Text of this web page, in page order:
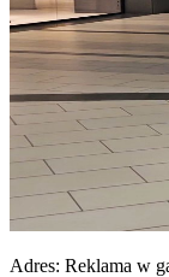
Adres: Reklama w